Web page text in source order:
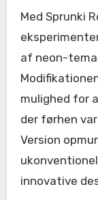
Med Sprunki
af neon-
mulighed for
der førhen
Version
innovative